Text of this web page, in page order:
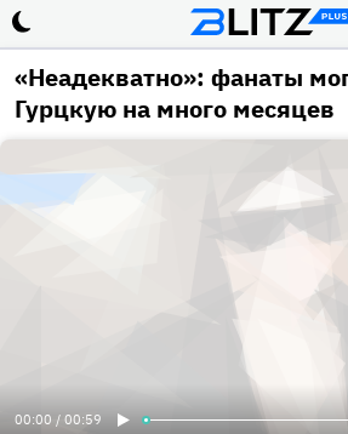
«Неадекватно»: фанаты
Гурцкую на много месяцев
00:00 / 00:59